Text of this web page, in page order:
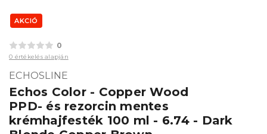
AKCIÓ
0
0 értékelés alapján
ECHOSLINE
Echos Color - Copper Wood
PPD- és rezorcin mentes
krémhajfesték 100 ml - 6.74 - Dark